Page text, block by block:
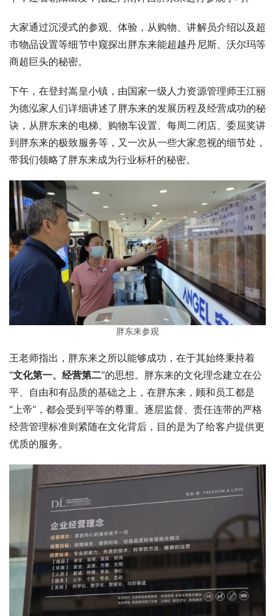
大家通过沉浸式的参观、体验，从购物、讲解员介绍以及超
市物品设置等细节中窥探出胖东来能超越丹尼斯、沃尔玛等
商超巨头的秘密。
下午，在登封嵩皇小镇，由国家一级人力资源管理师王江丽
为德泓家人们详细讲述了胖东来的发展历程及经营成功的秘
诀，从胖东来的电梯、购物车设置、每周二闭店、委屈奖讲
到胖东来的极致服务等，又一次从一些大家忽视的细节处，
带我们领略了胖东来成为行业标杆的秘密。
胖东来参观
王老师指出，胖东来之所以能够成功，在于其始终秉持着
“文化第一、经营第二”的思想。胖东来的文化理念建立在公
平、自由和有品质的基础之上，在胖东来，顾和员工都是
“上帝”，都会受到平等的尊重。逐层监督、责任连带的严格
经营管理标准则紧随在文化背后，目的是为了给客户提供更
优质的服务。